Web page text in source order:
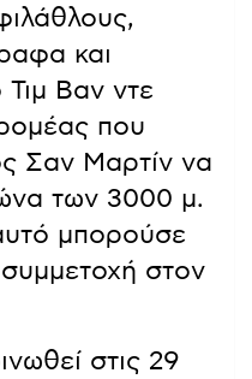
και
Βαν ντε
που
Σαν Μαρτίν να
των 3000 μ.
μπορούσε
στον
στις 29